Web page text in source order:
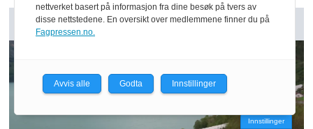
GARDSANALYSE:
Innstillinger
nettverket basert på informasjon fra dine besøk på tvers av
disse nettstedene. En oversikt over medlemmene finner du på
Fagpressen.no.
Avvis alle Godta Innstillinger